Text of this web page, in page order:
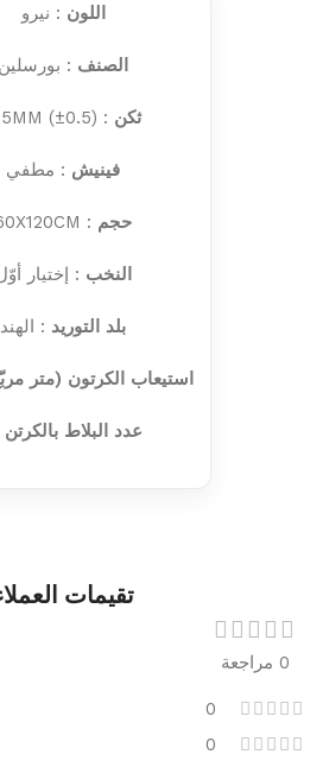
اللون : نيرو
الصنف : بورسلين
ثكن : 8.5MM (±0.5)
فينيش : مطفي
حجم : 60X120CM
النخب : إختيار
بلد التوريد : الهند
استيعاب الكرتون (متر
عدد البلاط بالكرتن
تقيمات
0 مراجعة
0
0